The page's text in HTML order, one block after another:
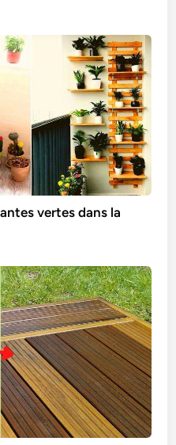
vertes dans la